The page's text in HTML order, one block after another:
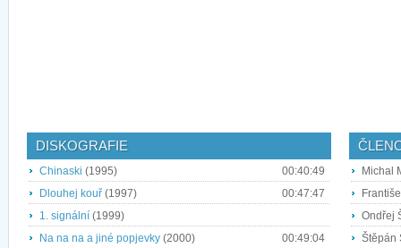
DISKOGRAFIE
Chinaski (1995)
00:40:49
Dlouhej kouř (1997)
00:47:47
1. signální (1999)
Na na na a jiné popjevky (2000)
00:49:04
Michal
Ondřej
Štěpán